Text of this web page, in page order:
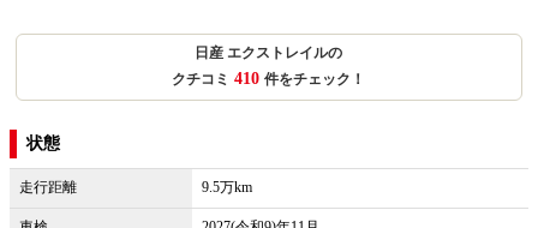
日産 エクストレイルの
クチコミ 410 件をチェック！
状態
走行距離 9.5万km